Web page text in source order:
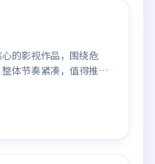
的影视作品，围绕危
体节奏紧凑，值得推荐